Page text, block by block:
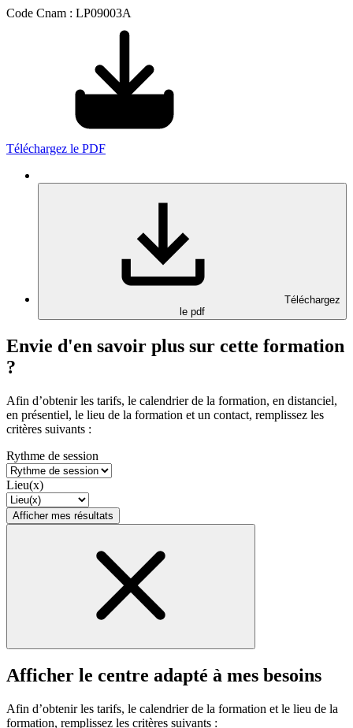
Code Cnam : LP09003A
Téléchargez le PDF
Téléchargez
le pdf
Envie d'en savoir plus sur cette formation
?
Afin d’obtenir les tarifs, le calendrier de la formation, en distanciel,
en présentiel, le lieu de la formation et un contact, remplissez les
critères suivants :
Rythme de session
Lieu(x)
Afficher mes résultats
Afficher le centre adapté à mes besoins
Afin d’obtenir les tarifs, le calendrier de la formation et le lieu de la
formation, remplissez les critères suivants :